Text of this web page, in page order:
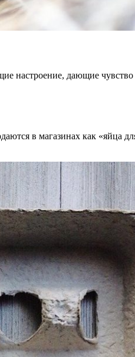
настроение, дающие
в магазинах как «яйца